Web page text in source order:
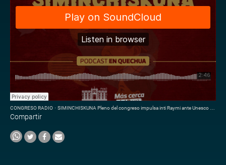
CONGRESO RADIO · SIMINCHISKUNA Pleno del congreso impulsa inti Raymi ante Unesco I Jueves 11 de Junio del 2026
Compartir